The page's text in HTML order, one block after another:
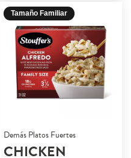
Tamaño Familiar
Demás Platos Fuertes
CHICKEN